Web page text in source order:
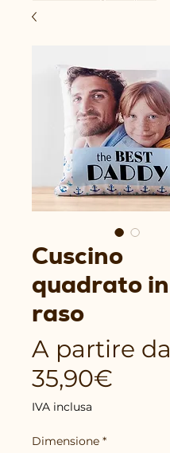
Cuscino
quadrato in
raso
A partire da
35,90€
IVA inclusa
Dimensione *